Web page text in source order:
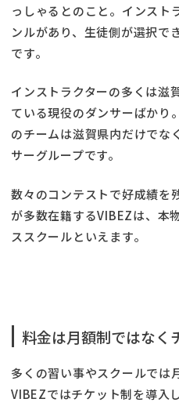
っしゃるとのこと。インスト
ンルがあり、生徒側が選択で
です。
インストラクターの多くは滋
ている現役のダンサーばかり
のチームは滋賀県内だけでな
サーグループです。
数々のコンテストで好成績を
が多数在籍するVIBEZは、本
ススクールといえます。
料金は月額制ではなく
多くの習い事やスクールでは
VIBEZではチケット制を導入